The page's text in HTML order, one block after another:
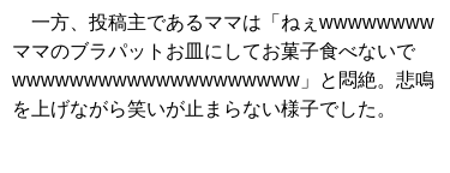
一方、投稿主であるママは「ねぇwwwwwwww
ママのブラパットお皿にしてお菓子食べないで
wwwwwwwwwwwwwwwwwwww」と悶絶。悲鳴
を上げながら笑いが止まらない様子でした。